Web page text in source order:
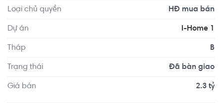
Loại chủ quyền HĐ mua bán
Dự án I-Home 1
Tháp B
Trạng thái Đã bàn giao
Giá bán 2.3 tỷ